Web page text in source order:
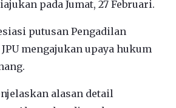
pada Jumat, 27 Februari.
putusan Pengadilan
mengajukan upaya hukum
alasan detail